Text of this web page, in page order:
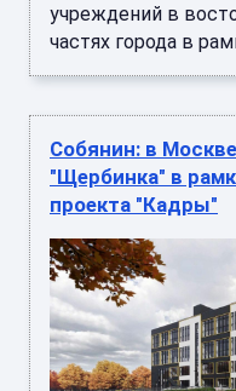
учреждений в
частях города в
Собянин: в
"Щербинка" в
проекта "Кадры"